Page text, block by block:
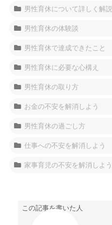
男性育休について詳しく解説
男性育休の体験談
男性育休で達成できたこと
男性育休に必要な心構え
男性育休の取り方
お金の不安を解消しよう
男性育休の過ごし方
仕事への不安を解消しよう
家事育児の不安を解消しよう
この記事を書いた人